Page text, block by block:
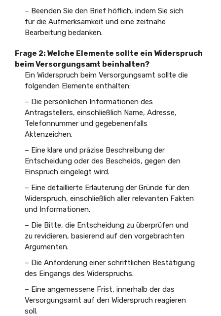
– Beenden Sie den Brief höflich, indem Sie sich
für die Aufmerksamkeit und eine zeitnahe
Bearbeitung bedanken.
Frage 2: Welche Elemente sollte ein Widerspruch
beim Versorgungsamt beinhalten?
Ein Widerspruch beim Versorgungsamt sollte die
folgenden Elemente enthalten:
– Die persönlichen Informationen des
Antragstellers, einschließlich Name, Adresse,
Telefonnummer und gegebenenfalls
Aktenzeichen.
– Eine klare und präzise Beschreibung der
Entscheidung oder des Bescheids, gegen den
Einspruch eingelegt wird.
– Eine detaillierte Erläuterung der Gründe für den
Widerspruch, einschließlich aller relevanten Fakten
und Informationen.
– Die Bitte, die Entscheidung zu überprüfen und
zu revidieren, basierend auf den vorgebrachten
Argumenten.
– Die Anforderung einer schriftlichen Bestätigung
des Eingangs des Widerspruchs.
– Eine angemessene Frist, innerhalb der das
Versorgungsamt auf den Widerspruch reagieren
soll.